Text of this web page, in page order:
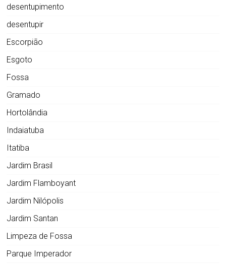
desentupimento
desentupir
Escorpião
Esgoto
Fossa
Gramado
Hortolândia
Indaiatuba
Itatiba
Jardim Brasil
Jardim Flamboyant
Jardim Nilópolis
Jardim Santan
Limpeza de Fossa
Parque Imperador